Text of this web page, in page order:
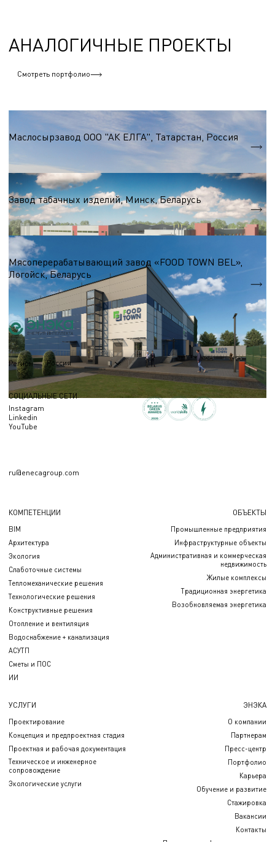
АНАЛОГИЧНЫЕ ПРОЕКТЫ
Смотреть портфолио
Пищевая промышленность
Маслосырзавод ООО "АК ЕЛГА", Татарстан, Россия
Пищевая промышленность
Завод табачных изделий, Минск, Беларусь
S = 6 000 м.кв.
Пищевая промышленность
Мясоперерабатывающий завод «FOOD TOWN BEL»,
Логойск, Беларусь
S = 3 800 м.кв.
Регион Россия
СОЦИАЛЬНЫЕ СЕТИ
Instagram
Linkedin
YouTube
ru@enecagroup.com
КОМПЕТЕНЦИИ
BIM
Архитектура
Экология
Слаботочные системы
Тепломеханические решения
Технологические решения
Конструктивные решения
Отопление и вентиляция
Водоснабжение + канализация
АСУТП
Сметы и ПОС
ИИ
ОБЪЕКТЫ
Промышленные предприятия
Инфраструктурные объекты
Административная и коммерческая
недвижимость
Жилые комплексы
Традиционная энергетика
Возобновляемая энергетика
УСЛУГИ
Проектирование
Концепция и предпроектная стадия
Проектная и рабочая документация
Техническое и инженерное
сопровождение
Экологические услуги
ЭНЭКА
О компании
Партнерам
Пресс-центр
Портфолио
Карьера
Обучение и развитие
Стажировка
Вакансии
Контакты